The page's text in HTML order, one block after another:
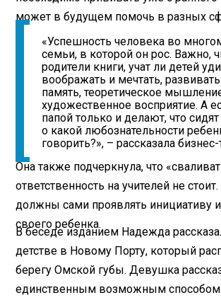
может в будущем помочь в разных
«Успешность человека во
семьи, в которой он рос. Важно,
родители книги, учат ли детей
воображать и мечтать,
память, теоретическое
художественное восприятие. А
папой только и делают, что
о какой любознательности
говорить?», – рассказала
Она также подчеркнула, что
ответственность на учителей не
должны сами проявлять инициативу
своего ребенка.
В беседе изданием Надежда
детстве в Новому Порту, который
берегу Омской губы. Девушка
единственным возможным способом